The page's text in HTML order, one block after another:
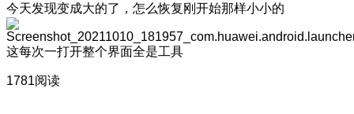
今天发现变成大的了，怎么恢复刚开始那样小小的
这每次一打开整个界面全是工具
1781阅读